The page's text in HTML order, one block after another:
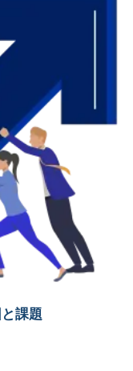
課題